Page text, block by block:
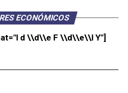
ECONÓMICOS
d \\d\\e F \\d\\e\\l Y"]